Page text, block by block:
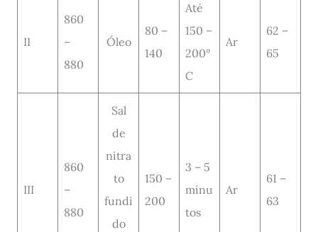
II
860
–
880
Óleo
80 –
140
Até
150 –
200°
C
Ar
62 –
65
III
860
–
880
Sal
de
nitra
to
fundi
do
150 –
200
3 – 5
minu
tos
Ar
61 –
63